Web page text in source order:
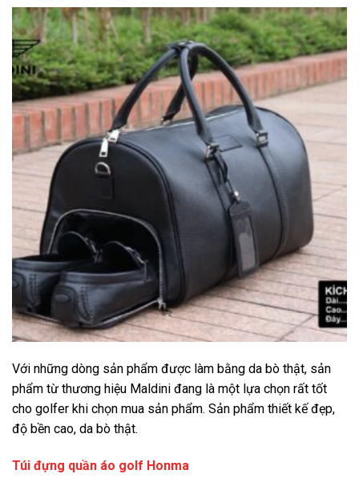
Với những dòng sản phẩm được làm bằng da bò thật, sản
phẩm từ thương hiệu Maldini đang là một lựa chọn rất tốt
cho golfer khi chọn mua sản phẩm. Sản phẩm thiết kế đẹp,
độ bền cao, da bò thật.
Túi đựng quần áo golf Honma